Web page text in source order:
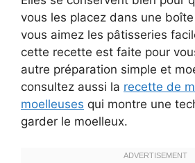
vous les placez dans une
vous aimez les pâtisseries
cette recette est faite pour
autre préparation simple et
consultez aussi la recette de
moelleuses qui montre une
garder le moelleux.